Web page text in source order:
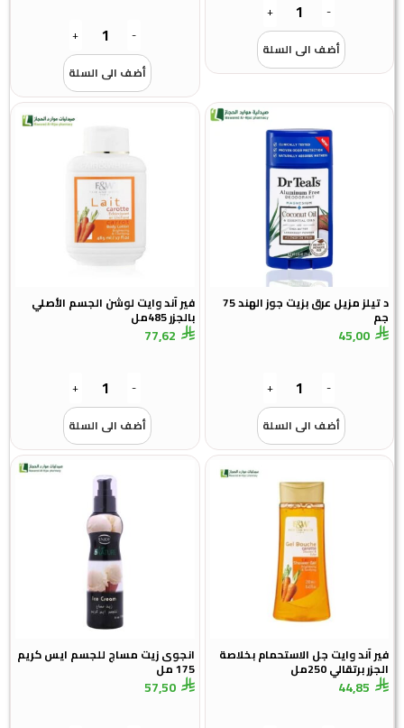
+
أضف الى السلة
+
أضف الى السلة
د تيلز مزيل عرق بزيت جوز الهند 75
+
أضف الى السلة
فير آند وايت لوشن الجسم الأصلي
77,62
+
أضف الى السلة
وايت جل الاستحمام بخلاصة
250مل
انجوى زيت مساج للجسم ايس كريم
57,50